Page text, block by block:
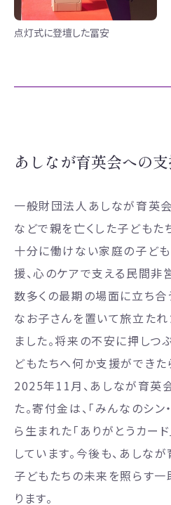
点灯式に登壇した冨安
あしなが育英会への
一般財団法人あしなが育英
などで親を亡くした子どもた
十分に働けない家庭の子ども
援、心のケアで支える民間非
数多くの最期の場面に立ち合
なお子さんを置いて旅立た
ました。将来の不安に押しつ
どもたちへ何か支援ができた
2025年11月、あしなが育英
た。寄付金は、「みんなのシン
ら生まれた「ありがとうカー
しています。今後も、あしな
子どもたちの未来を照らす一
ります。